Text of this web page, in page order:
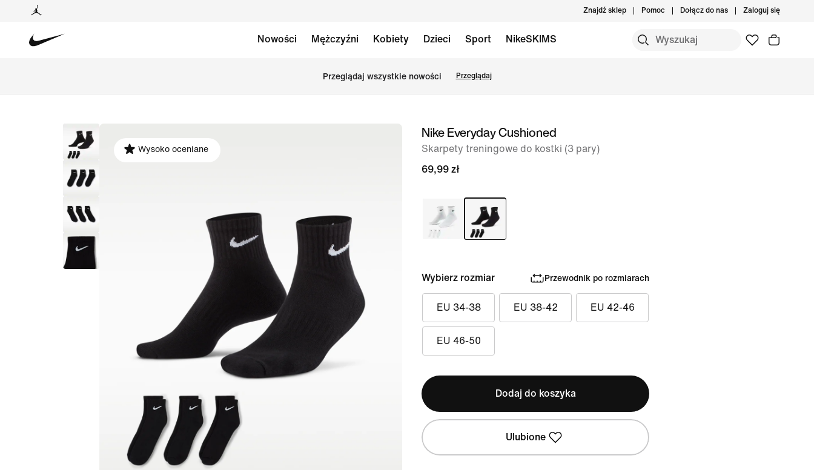
Znajdź sklep Pomoc Dołącz do nas Zaloguj się
Nowości Mężczyźni Kobiety Dzieci Sport NikeSKIMS
Przeglądaj wszystkie nowości Przeglądaj
obraz
Wysoko oceniane
Nike Everyday Cushioned
Skarpety treningowe do kostki (3 pary)
69,99 zł
Wybierz rozmiar Przewodnik po rozmiarach
EU 34-38 EU 38-42 EU 42-46
EU 46-50
Dodaj do koszyka
Ulubione